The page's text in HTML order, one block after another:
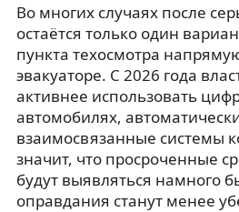
Во многих случаях после
остаётся только один
пункта техосмотра
эвакуаторе. С 2026 года
активнее использовать
автомобилях,
взаимосвязанные системы
значит, что просроченные
будут выявляться намного
оправдания станут менее